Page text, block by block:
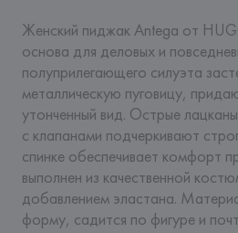
Женский пиджак Antega от
основа для деловых и
полуприлегающего силуэта
металлическую пуговицу,
утонченный вид. Острые
с клапанами подчеркивают
спинке обеспечивает комфорт
выполнен из качественной
добавлением эластана.
форму, садится по фигуре и